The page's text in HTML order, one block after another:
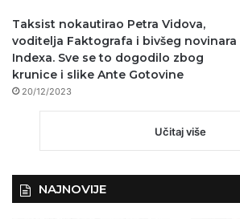
Taksist nokautirao Petra Vidova,
voditelja Faktografa i bivšeg novinara
Indexa. Sve se to dogodilo zbog
krunice i slike Ante Gotovine
20/12/2023
Učitaj više
NAJNOVIJE